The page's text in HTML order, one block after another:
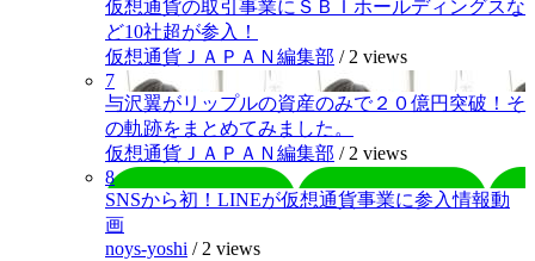
仮想通貨の取引事業にＳＢＩホールディングスな
ど10社超が参入！
仮想通貨ＪＡＰＡＮ編集部 / 2 views
7
与沢翼がリップルの資産のみで２０億円突破！そ
の軌跡をまとめてみました。
仮想通貨ＪＡＰＡＮ編集部 / 2 views
8
SNSから初！LINEが仮想通貨事業に参入情報動
画
noys-yoshi / 2 views